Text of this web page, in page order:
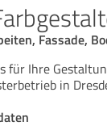
Fassade,
für Ihre
in